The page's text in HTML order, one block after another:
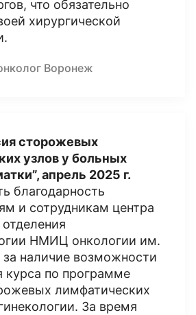
что обязательно
хирургической
Воронеж
сторожевых
узлов у больных
апрель 2025 г.
благодарность
и сотрудникам центра
НМИЦ онкологии им.
наличие возможности
курса по программе
лимфатических
За время